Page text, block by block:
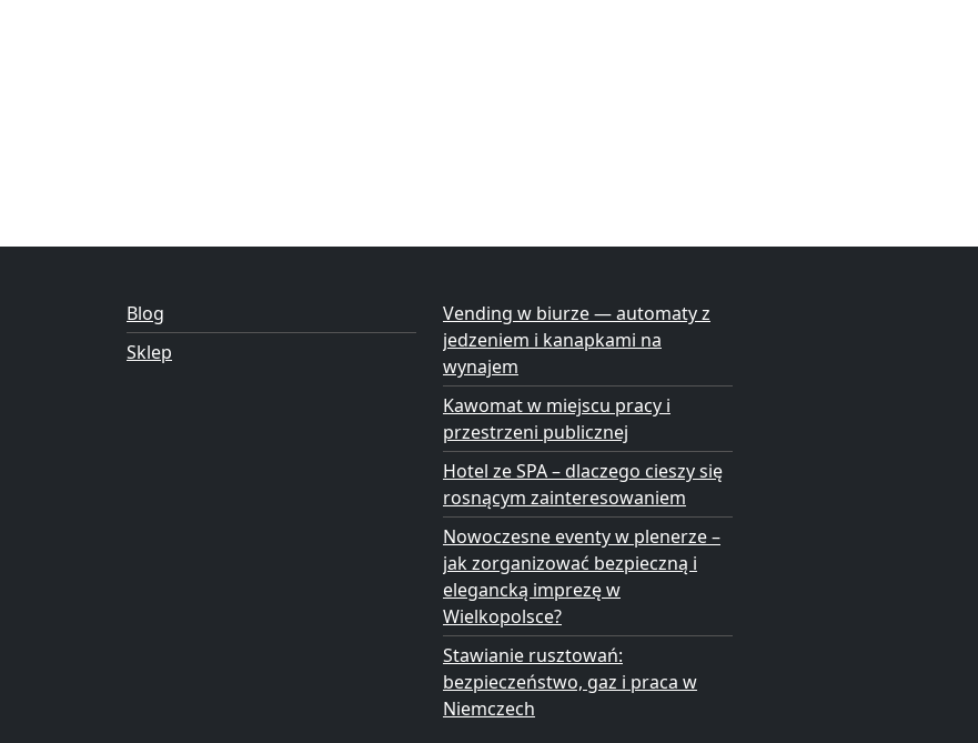
Blog
Sklep
Vending w biurze — automaty z
jedzeniem i kanapkami na
wynajem
Kawomat w miejscu pracy i
przestrzeni publicznej
Hotel ze SPA – dlaczego cieszy się
rosnącym zainteresowaniem
Nowoczesne eventy w plenerze –
jak zorganizować bezpieczną i
elegancką imprezę w
Wielkopolsce?
Stawianie rusztowań:
bezpieczeństwo, gaz i praca w
Niemczech